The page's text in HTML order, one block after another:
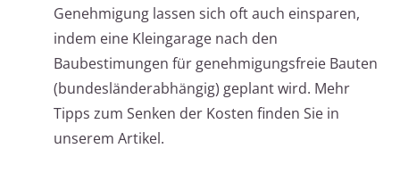
Genehmigung lassen sich oft auch einsparen,
indem eine Kleingarage nach den
Baubestimungen für genehmigungsfreie Bauten
(bundesländerabhängig) geplant wird. Mehr
Tipps zum Senken der Kosten finden Sie in
unserem Artikel.